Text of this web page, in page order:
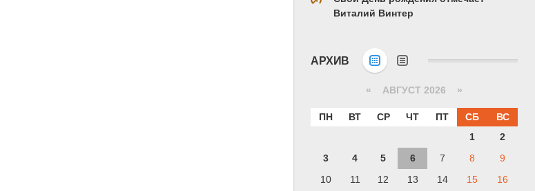
Виталий Винтер
АРХИВ
« АВГУСТ 2026 »
ПН ВТ СР ЧТ ПТ СБ
ВС
1
2
3
4 5 6 7 8
9
10
11 12 13 14 15
16